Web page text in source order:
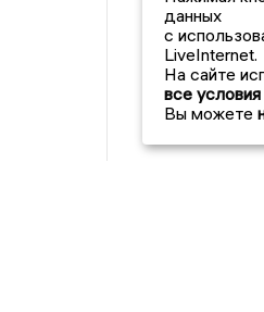
данных
с
LiveInternet.
На сайте
все
Вы можете